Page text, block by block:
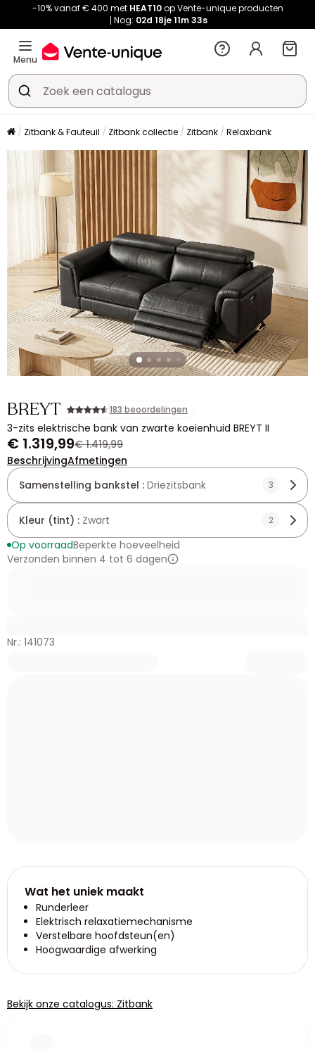
-10% vanaf € 400 met HEAT10op Vente-unique producten
Nog: 02d 18je 11m 32s
Menu
Zitbank & Fauteuil Zitbank collectie Zitbank Relaxbank
BREYT 183 beoordelingen
3-zits elektrische bank van zwarte koeienhuid BREYT II
€ 1.319,99€ 1.419,99
BeschrijvingAfmetingen
Samenstelling bankstel : Driezitsbank 3
Kleur (tint) : Zwart 2
Op voorraadBeperkte hoeveelheid
Verzonden binnen 4 tot 6 dagen
Nr.: 141073
Wat het uniek maakt
Runderleer
Elektrisch relaxatiemechanisme
Verstelbare hoofdsteun(en)
Hoogwaardige afwerking
Bekijk onze catalogus: Zitbank